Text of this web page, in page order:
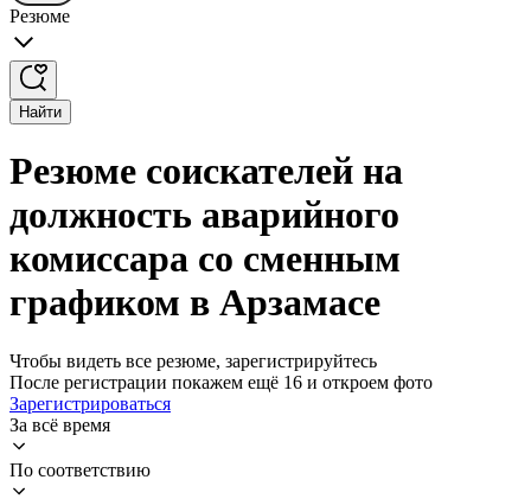
Резюме
Найти
Резюме соискателей на
должность аварийного
комиссара со сменным
графиком в Арзамасе
Чтобы видеть все резюме, зарегистрируйтесь
После регистрации покажем ещё 16 и откроем фото
Зарегистрироваться
За всё время
По соответствию